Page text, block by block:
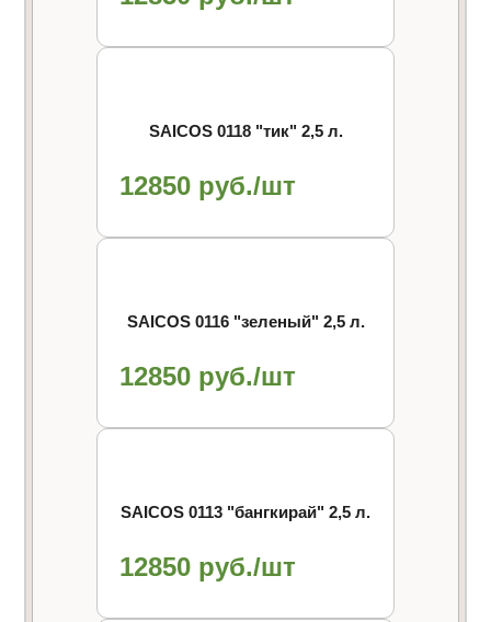
SAICOS 0118 "тик" 2,5 л.
12850 руб./шт
SAICOS 0116 "зеленый" 2,5 л.
12850 руб./шт
SAICOS 0113 "бангкирай" 2,5 л.
12850 руб./шт